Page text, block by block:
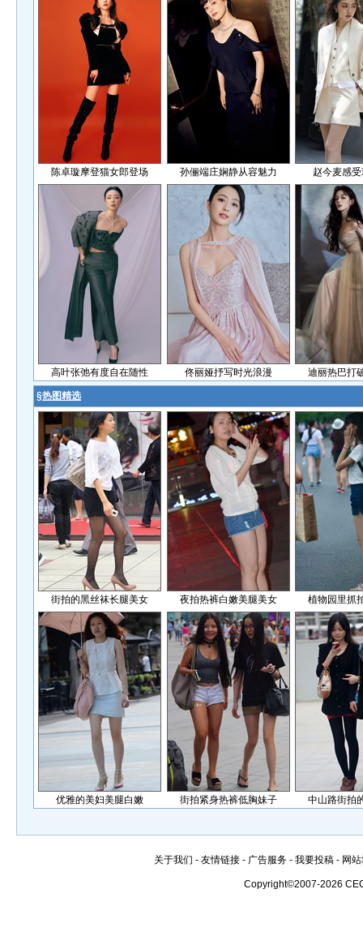
陈卓璇摩登猫女郎登场 孙俪端庄娴静从容魅力 赵今麦感
高叶张弛有度自在随性 佟丽娅抒写时光浪漫 迪丽热巴打
§热图精选
街拍的黑丝袜长腿美女 夜拍热裤白嫩美腿美女 植物园里抓
优雅的美妇美腿白嫩 街拍紧身热裤低胸妹子 中山路街拍
关于我们 - 友情链接 - 广告服务 - 我要投稿 - 网
Copyright©2007-2026